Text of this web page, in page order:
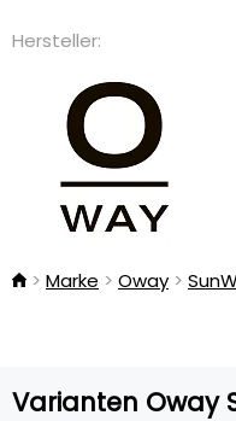
Hersteller:
Marke Oway
Varianten Oway